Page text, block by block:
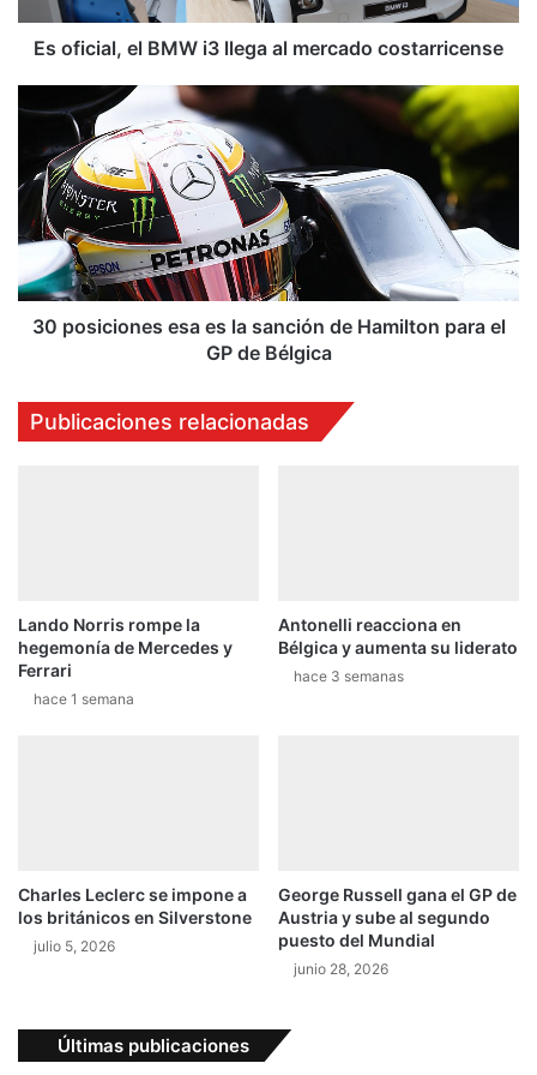
l
i
l
e
l
e
o
s
t
e
Es oficial, el BMW i3 llega al mercado costarricense
s
c
o
e
n
c
i
l
t
a
30 posiciones esa es la sanción de Hamilton para el
GP de Bélgica
Publicaciones relacionadas
Lando Norris rompe la
hegemonía de Mercedes y
Ferrari
hace 1 semana
Antonelli reacciona en
Bélgica y aumenta su liderato
hace 3 semanas
Charles Leclerc se impone a
los británicos en Silverstone
julio 5, 2026
George Russell gana el GP de
Austria y sube al segundo
puesto del Mundial
junio 28, 2026
Últimas publicaciones